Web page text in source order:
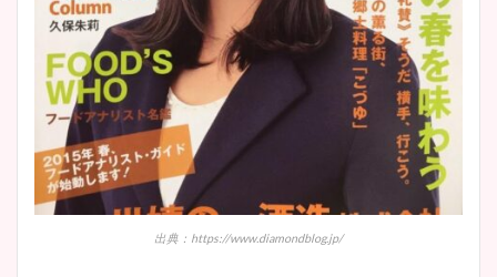
出典：https://www.diamondblog.jp/